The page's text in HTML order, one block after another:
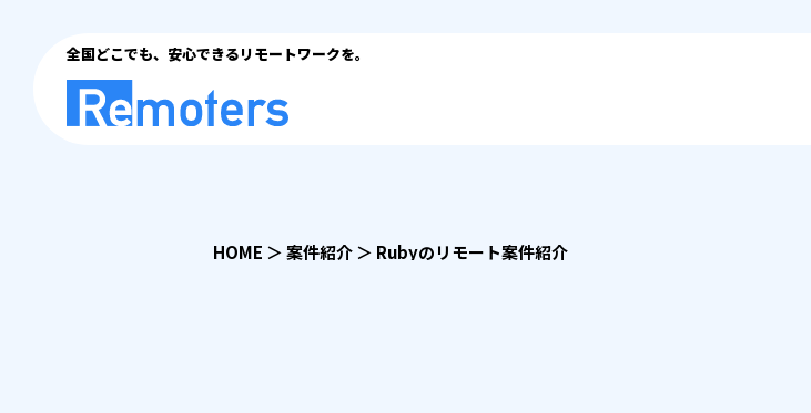
全国どこでも、安心できるリモートワークを。
HOME ＞案件紹介＞ Rubyのリモート案件紹介